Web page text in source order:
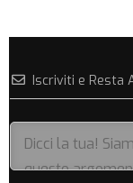
Iscriviti e Resta